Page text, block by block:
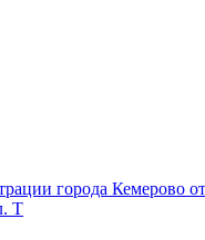
города Кемерово
Т